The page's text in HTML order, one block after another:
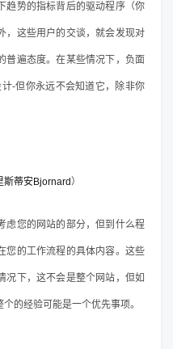
趋势的指标背后的驱动程序（你
，这些用户的交谈，就会发现对
普遍态度。在某些情况下，负面
-但你永远不会知道它，除非你
斯蒂安Bjornard）
虑您的网站的部分，但到什么程
您的工作流程的具体内容。这些
况下，这不会是整个网站，但如
的经验可能是一个优先事项。